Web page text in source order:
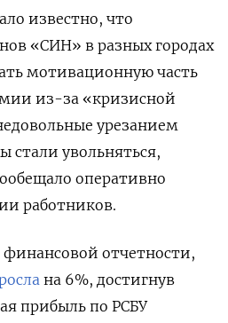
известно, что
«СИН» в разных городах
мотивационную часть
из-за «кризисной
урезанием
стали увольняться,
оперативно
работников.
финансовой отчетности,
на 6%, достигнув
прибыль по РСБУ